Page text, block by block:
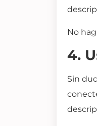
No
4.
Sin